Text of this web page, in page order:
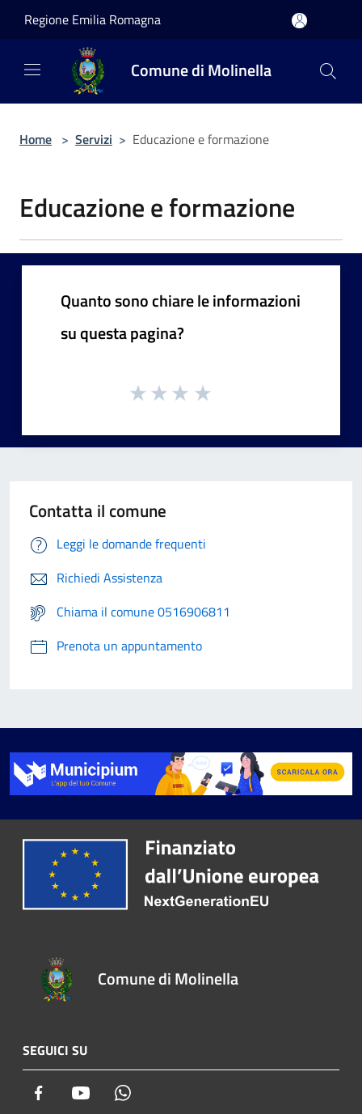
Regione Emilia Romagna
Comune di Molinella
Home > Servizi > Educazione e formazione
Educazione e formazione
Quanto sono chiare le informazioni
su questa pagina?
Contatta il comune
Leggi le domande frequenti
Richiedi Assistenza
Chiama il comune 0516906811
Prenota un appuntamento
Comune di Molinella
SEGUICI SU
Facebook Youtube